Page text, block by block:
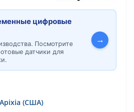
цифровые
Посмотрите
датчики для
→
Apixia (США)